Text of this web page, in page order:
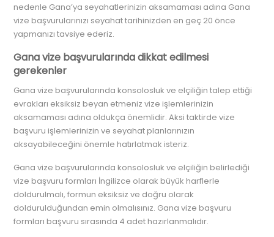
nedenle Gana’ya seyahatlerinizin aksamaması adına Gana
vize başvurularınızı seyahat tarihinizden en geç 20 önce
yapmanızı tavsiye ederiz.
Gana vize başvurularında dikkat edilmesi
gerekenler
Gana vize başvurularında konsolosluk ve elçiliğin talep ettiği
evrakları eksiksiz beyan etmeniz vize işlemlerinizin
aksamaması adına oldukça önemlidir. Aksi taktirde vize
başvuru işlemlerinizin ve seyahat planlarınızın
aksayabileceğini önemle hatırlatmak isteriz.
Gana vize başvurularında konsolosluk ve elçiliğin belirlediği
vize başvuru formları İngilizce olarak büyük harflerle
doldurulmalı, formun eksiksiz ve doğru olarak
doldurulduğundan emin olmalısınız. Gana vize başvuru
formları başvuru sırasında 4 adet hazırlanmalıdır.